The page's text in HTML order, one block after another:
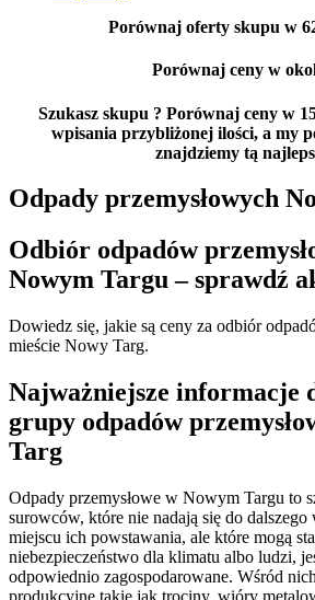
Porównaj oferty skupu w
Porównaj ceny w
Szukasz skupu ? Porównaj ceny w
wpisania przybliżonej ilości, a my
znajdziemy tą
Odpady przemysłowych
Odbiór odpadów
Nowym Targu – sprawdź
Dowiedz się, jakie są ceny za odbiór
mieście Nowy Targ.
Najważniejsze informacje
grupy odpadów
Targ
Odpady przemysłowe w Nowym Targu to
surowców, które nie nadają się do
miejscu ich powstawania, ale które mogą
niebezpieczeństwo dla klimatu albo ludzi,
odpowiednio zagospodarowane. Wśród
produkcyjne takie jak trociny, wióry